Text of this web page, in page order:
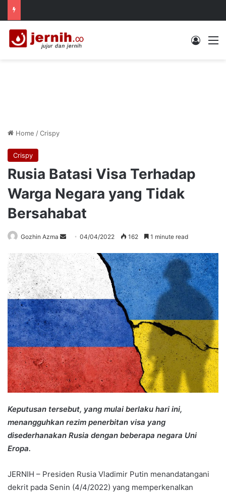
Log In
Home /Crispy
Crispy
Rusia Batasi Visa Terhadap
Warga Negara yang Tidak
Bersahabat
Gozhin Azma
Send
email
04/04/2022 162 1 minute read
Keputusan tersebut, yang mulai berlaku hari ini,
menangguhkan rezim penerbitan visa yang
disederhanakan Rusia dengan beberapa negara Uni
Eropa.
JERNIH – Presiden Rusia Vladimir Putin menandatangani
dekrit pada Senin (4/4/2022) yang memperkenalkan